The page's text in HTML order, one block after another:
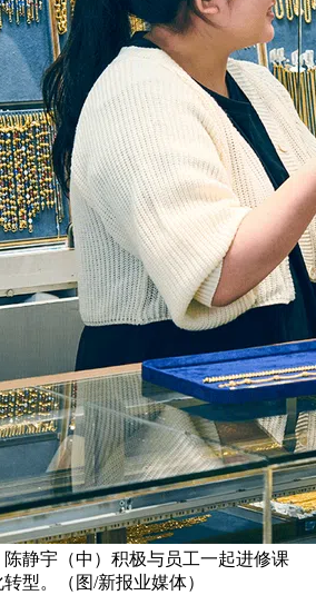
静宇（中）积极与员工一起进修课
型。（图/新报业媒体）